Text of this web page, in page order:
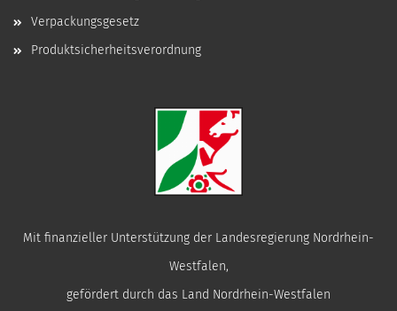
Verpackungsgesetz
Produktsicherheitsverordnung
Mit finanzieller Unterstützung der Landesregierung Nordrhein-
Westfalen,
gefördert durch das Land Nordrhein-Westfalen